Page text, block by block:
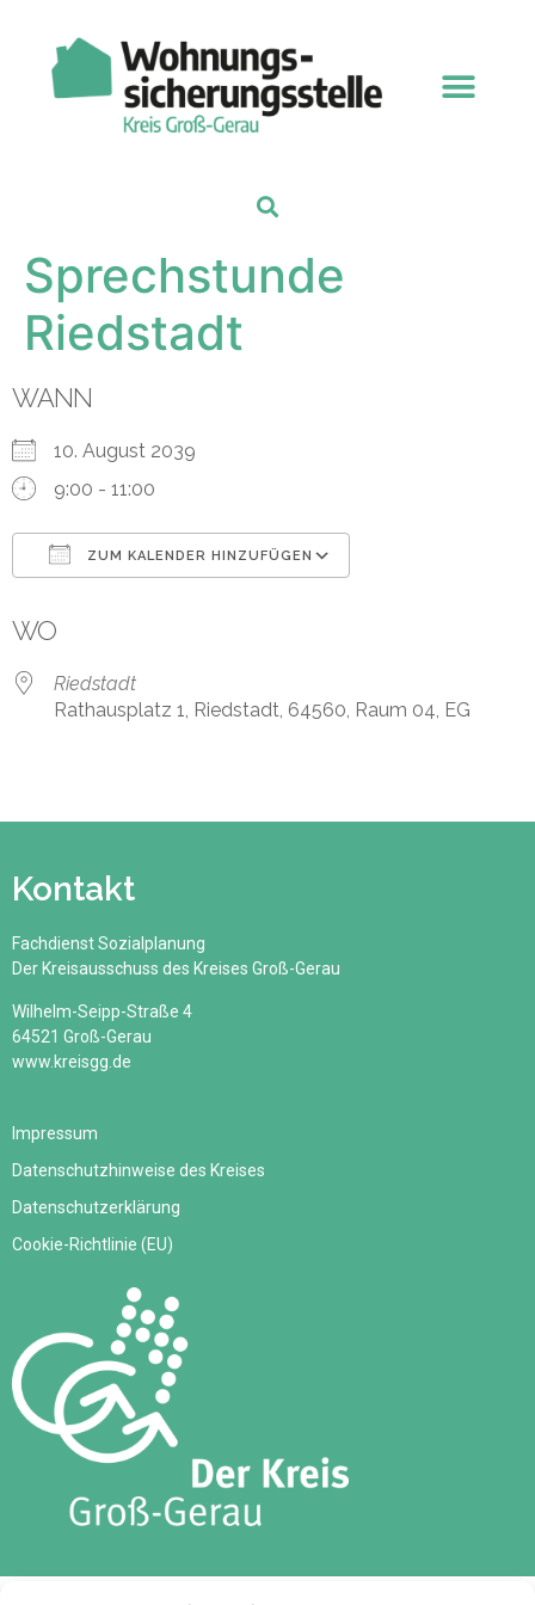
Sprechstunde
Riedstadt
WANN
10. August 2039
9:00 - 11:00
ZUM KALENDER HINZUFÜGEN
WO
Riedstadt
Rathausplatz 1, Riedstadt, 64560, Raum 04, EG
Kontakt
Fachdienst Sozialplanung
Der Kreisausschuss des Kreises Groß-Gerau
Wilhelm-Seipp-Straße 4
64521 Groß-Gerau
www.kreisgg.de
Impressum
Datenschutzhinweise des Kreises
Datenschutzerklärung
Cookie-Richtlinie (EU)